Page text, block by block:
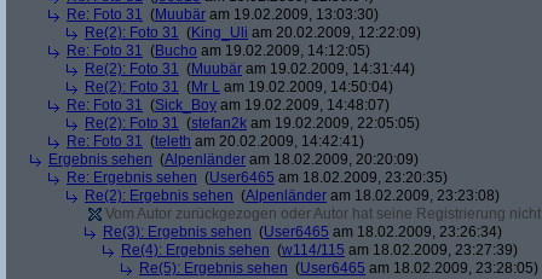
Re: Foto 31 (Muubär am 19.02.2009, 13:03:30)
Re(2): Foto 31 (King_Uli am 20.02.2009, 12:22:09)
Re: Foto 31 (Bucho am 19.02.2009, 14:12:05)
Re(2): Foto 31 (Muubär am 19.02.2009, 14:31:44)
Re(2): Foto 31 (Mr L am 19.02.2009, 14:50:04)
Re: Foto 31 (Sick_Boy am 19.02.2009, 14:48:07)
Re(2): Foto 31 (stefan2k am 19.02.2009, 22:05:05)
Re: Foto 31 (teleth am 20.02.2009, 14:42:41)
Ergebnis sehen (Alpenländer am 18.02.2009, 20:20:09)
Re: Ergebnis sehen (User6465 am 18.02.2009, 23:20:35)
Re(2): Ergebnis sehen (Alpenländer am 18.02.2009, 23:23:08)
Vom Autor zurückgezogen oder Autor hat seine Registrierung
Re(3): Ergebnis sehen (User6465 am 18.02.2009, 23:26:34)
Re(4): Ergebnis sehen (w114/115 am 18.02.2009, 23:27:39)
Re(5): Ergebnis sehen (User6465 am 18.02.2009, 23:28:05)